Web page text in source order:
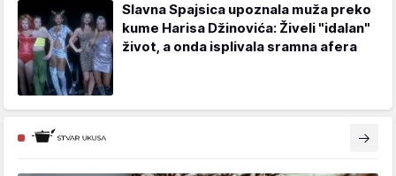
Slavna Spajsica upoznala muža preko
kume Harisa Džinovića: Živeli "idalan"
život, a onda isplivala sramna afera